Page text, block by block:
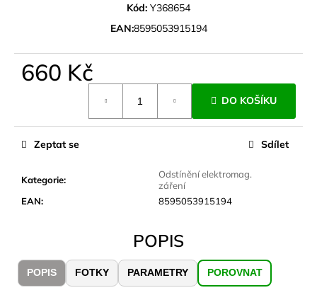
Kód: Y368654
EAN:8595053915194
660 Kč
DO KOŠÍKU
Kategorie:
Odstínění elektromag.
záření
EAN: 8595053915194
Zeptat se Sdílet
POPIS
POPIS FOTKY PARAMETRY POROVNAT
D
o
r
u
JOMA
SIERRA